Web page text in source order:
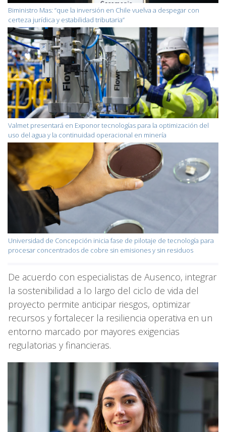
Biministro Mas: “que la inversión en Chile vuelva a despegar con
certeza jurídica y estabilidad tributaria”
Valmet presentará en Exponor tecnologías para la optimización del
uso del agua y la continuidad operacional en minería
Universidad de Concepción inicia fase de pilotaje de tecnología para
procesar concentrados de cobre sin emisiones y sin residuos
De acuerdo con especialistas de Ausenco, integrar
la sostenibilidad a lo largo del ciclo de vida del
proyecto permite anticipar riesgos, optimizar
recursos y fortalecer la resiliencia operativa en un
entorno marcado por mayores exigencias
regulatorias y financieras.